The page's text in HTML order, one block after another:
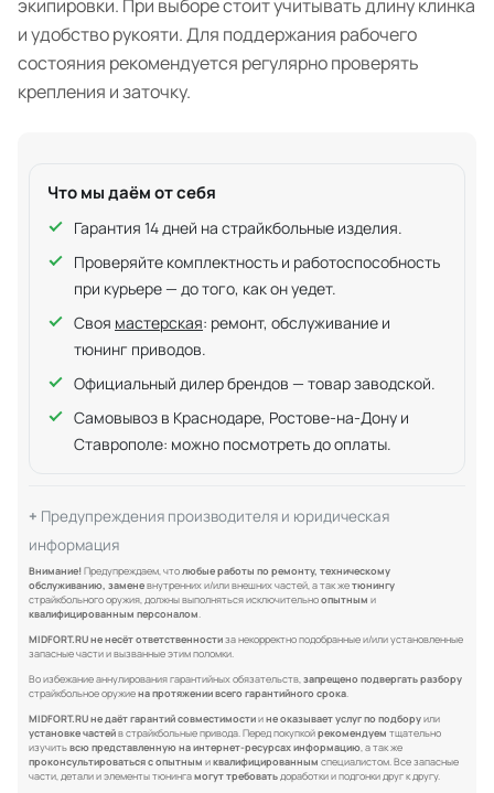
экипировки. При выборе стоит учитывать длину клинка
и удобство рукояти. Для поддержания рабочего
состояния рекомендуется регулярно проверять
крепления и заточку.
Что мы даём от себя
Гарантия 14 дней на страйкбольные изделия.
Проверяйте комплектность и работоспособность
при курьере — до того, как он уедет.
Своя мастерская: ремонт, обслуживание и
тюнинг приводов.
Официальный дилер брендов — товар заводской.
Самовывоз в Краснодаре, Ростове-на-Дону и
Ставрополе: можно посмотреть до оплаты.
Предупреждения производителя и юридическая
информация
Внимание!Предупреждаем, чтолюбые работы по ремонту, техническому
обслуживанию, заменевнутренних и/или внешних частей, а так жетюнингу
страйкбольного оружия, должны выполняться исключительноопытным и
квалифицированным персоналом.
MIDFORT.RU не несёт ответственностиза некорректно подобранные и/или установленные
запасные части и вызванные этим поломки.
Во избежание аннулирования гарантийных обязательств,запрещено подвергать разбору
страйкбольное оружиена протяжении всего гарантийного срока.
MIDFORT.RU не даёт гарантий совместимостиине оказывает услуг по подборуили
установке частейв страйкбольные привода. Перед покупкойрекомендуем тщательно
изучитьвсю представленную на интернет-ресурсах информацию, а так же
проконсультироваться с опытным иквалифицированным специалистом. Все запасные
части, детали и элементы тюнингамогут требоватьдоработки и подгонки друг к другу.